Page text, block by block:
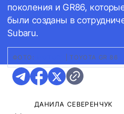
поколения и GR86,
были созданы в
Subaru.
ФОТО: TOYOTA GR 86
ДАНИЛА СЕВЕРЕНЧУК